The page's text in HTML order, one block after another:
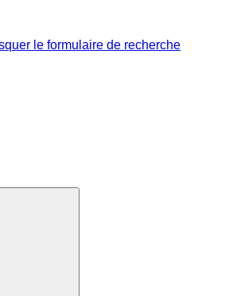
le formulaire de recherche